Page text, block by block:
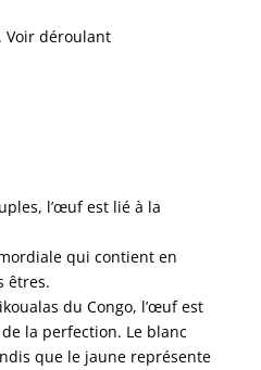
Voir déroulant
l’œuf est lié à la
qui contient en
êtres.
du Congo, l’œuf est
la perfection. Le blanc
que le jaune représente